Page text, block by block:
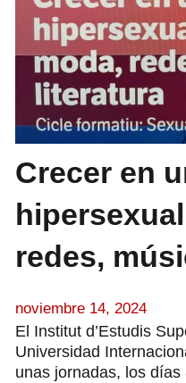
Crecer en
redes,
noviembre 14, 2024
El Institut d’Estudis
Universidad
unas jornadas, los